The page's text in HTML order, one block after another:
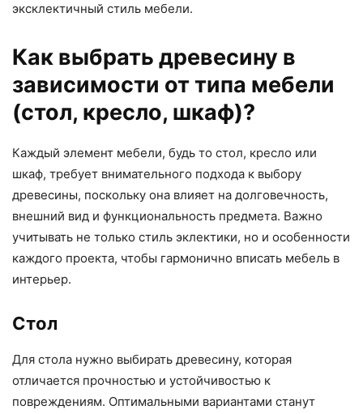
эксклектичный стиль мебели.
Как выбрать древесину в
зависимости от типа мебели
(стол, кресло, шкаф)?
Каждый элемент мебели, будь то стол, кресло или
шкаф, требует внимательного подхода к выбору
древесины, поскольку она влияет на долговечность,
внешний вид и функциональность предмета. Важно
учитывать не только стиль эклектики, но и особенности
каждого проекта, чтобы гармонично вписать мебель в
интерьер.
Стол
Для стола нужно выбирать древесину, которая
отличается прочностью и устойчивостью к
повреждениям. Оптимальными вариантами станут